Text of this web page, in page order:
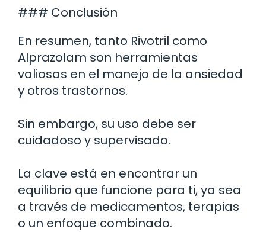
### Conclusión
En resumen, tanto Rivotril como
Alprazolam son herramientas
valiosas en el manejo de la ansiedad
y otros trastornos.
Sin embargo, su uso debe ser
cuidadoso y supervisado.
La clave está en encontrar un
equilibrio que funcione para ti, ya sea
a través de medicamentos, terapias
o un enfoque combinado.